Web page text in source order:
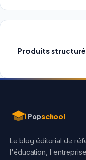
Produits
contenu
Popschool
Le blog éditorial de
l'éducation,